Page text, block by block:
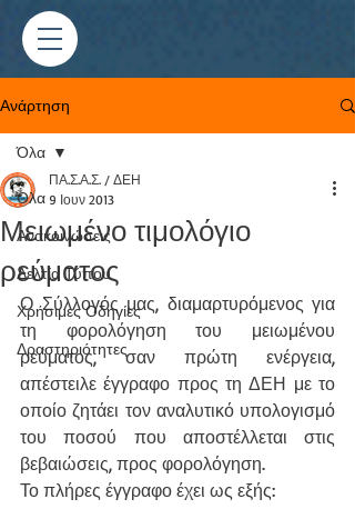
Ανάρτηση
Όλα
Ανακοινώσεις
Δελτία Τύπου
Χρήσιμες Οδηγίες
Δραστηριότητες
Όλα
Μειωμένο τιμολόγιο
ρεύματος
ΠΑ.Σ.Α.Σ. / ΔΕΗ
9 Ιουν 2013
Ο Σύλλογός μας, διαμαρτυρόμενος για
τη φορολόγηση του μειωμένου
ρεύματος, σαν πρώτη ενέργεια,
απέστειλε έγγραφο προς τη ΔΕΗ με το
οποίο ζητάει τον αναλυτικό υπολογισμό
του ποσού που αποστέλλεται στις
βεβαιώσεις, προς φορολόγηση.
Το πλήρες έγγραφο έχει ως εξής: